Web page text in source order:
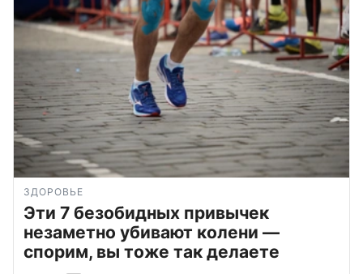
ЗДОРОВЬЕ
Эти 7 безобидных привычек
незаметно убивают колени —
спорим, вы тоже так делаете